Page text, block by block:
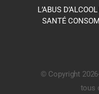
L’ABUS
SANTÉ
© Copyright
tous